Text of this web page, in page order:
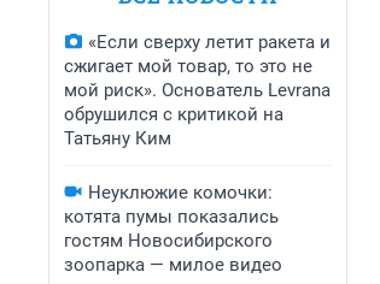
«Если сверху летит ракета и
сжигает мой товар, то это не
мой риск». Основатель Levrana
обрушился с критикой на
Татьяну Ким
Неуклюжие комочки:
котята пумы показались
гостям Новосибирского
зоопарка — милое видео